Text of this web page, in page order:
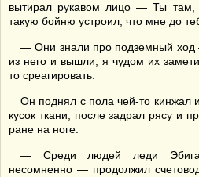
вытирал рукавом лицо — Ты там,
такую бойню устроил, что мне до
— Они знали про подземный
из него и вышли, я чудом их
то среагировать.
Он поднял с пола чей-то кинжал
кусок ткани, после задрал рясу и
ране на ноге.
— Среди людей леди
несомненно — продолжил